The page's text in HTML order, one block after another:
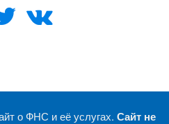
о ФНС и её услугах. Сайт не